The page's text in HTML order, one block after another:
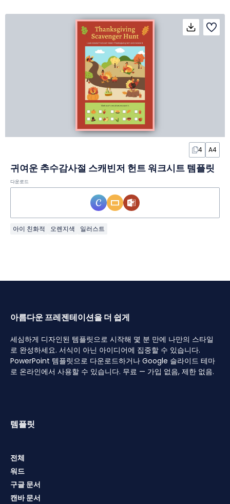
4 A4
귀여운 추수감사절 스캐빈저 헌트 워크시트 템플릿
다운로드
아이 친화적 오렌지색 일러스트
아름다운 프레젠테이션을 더 쉽게
세심하게 디자인된 템플릿으로 시작해 몇 분 만에 나만의 스타일
로 완성하세요. 서식이 아닌 아이디어에 집중할 수 있습니다.
PowerPoint 템플릿으로 다운로드하거나 Google 슬라이드 테마
로 온라인에서 사용할 수 있습니다. 무료 — 가입 없음, 제한 없음.
템플릿
전체
워드
구글 문서
캔바 문서